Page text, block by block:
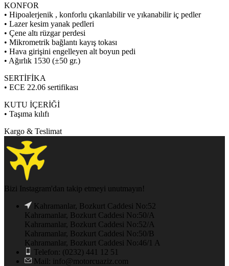
KONFOR
• Hipoalerjenik , konforlu çıkarılabilir ve yıkanabilir iç pedler
• Lazer kesim yanak pedleri
• Çene altı rüzgar perdesi
• Mikrometrik bağlantı kayış tokası
• Hava girişini engelleyen alt boyun pedi
• Ağırlık 1530 (±50 gr.)
SERTİFİKA
• ECE 22.06 sertifikası
KUTU İÇERİĞİ
• Taşıma kılıfı
Kargo & Teslimat
Bizi Instagram'dan takip etmeyi unutmayın!
Kahramanlar, Bozkurt Caddesi No:52
Kahramanlar, Bozkurt Caddesi No:50/A
Kahramanlar, Bozkurt Caddesi No:52/A
Kahramanlar, Bozkurt Caddesi No:50/B
Kahramanlar, Bozkurt Caddesi No:46/1 A
Telefon: (0232) 441 12 51
Mail: info@motorcuaziz.com